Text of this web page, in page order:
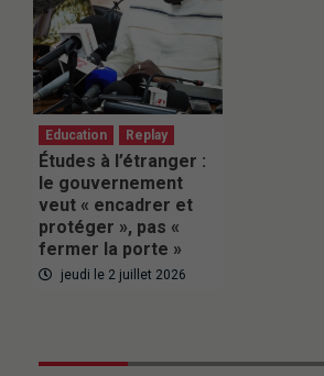
Education Replay
Études à l’étranger :
le gouvernement
veut « encadrer et
protéger », pas «
fermer la porte »
jeudi le 2 juillet 2026